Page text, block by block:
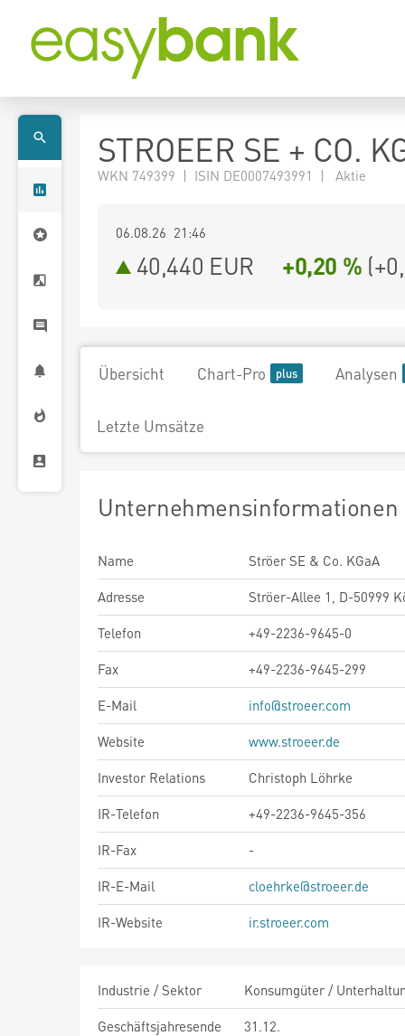
STROEER SE + CO.
WKN 749399 | ISIN DE0007493991 | Aktie
06.08.26 21:46
40,440 EUR +0,20 % (
Übersicht Chart-Pro Analysen
Letzte Umsätze
Unternehmensinformationen
Name
Ströer SE & Co. KGaA
Adresse
Ströer-Allee 1, D-50999
Telefon
+49-2236-9645-0
Fax
+49-2236-9645-299
E-Mail
info@stroeer.com
Website
www.stroeer.de
Investor Relations
Christoph Löhrke
IR-Telefon
+49-2236-9645-356
IR-Fax
-
IR-E-Mail
cloehrke@stroeer.de
IR-Website
ir.stroeer.com
Industrie / Sektor
Konsumgüter /
Geschäftsjahresende
31.12.